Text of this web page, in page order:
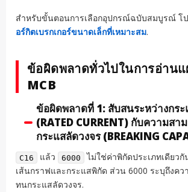
สำหรับขั้นตอนการเลือกอุปกรณ์ฉบับสมบูรณ์ โ
อร์กิตเบรกเกอร์ขนาดเล็กที่เหมาะสม.
ข้อผิดพลาดทั่วไปในการอ่าน
MCB
ข้อผิดพลาดที่ 1: สับสนระหว่างกร
(RATED CURRENT) กับความสา
กระแสลัดวงจร (BREAKING
C16 แล้ว 6000
ไม่ใช่ค่าพิกัดประเภทเดียวกั
เส้นกราฟและกระแสพิกัด ส่วน 6000 ระบุถึงคว
ทนกระแสลัดวงจร.